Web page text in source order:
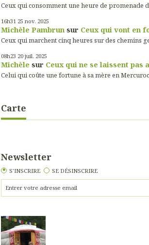
Ceux qui consomment une heure de promenade
16h31 25 nov. 2025
Michèle Pambrun sur Ceux qui vont en
Ceux qui marchent cinq heures sur des chemins
08h23 20 juil. 2025
Michèle sur Ceux qui ne se laissent pas
Celui qui coûte une fortune à sa mère en
Carte
Newsletter
S'INSCRIRE SE DÉSINSCRIRE